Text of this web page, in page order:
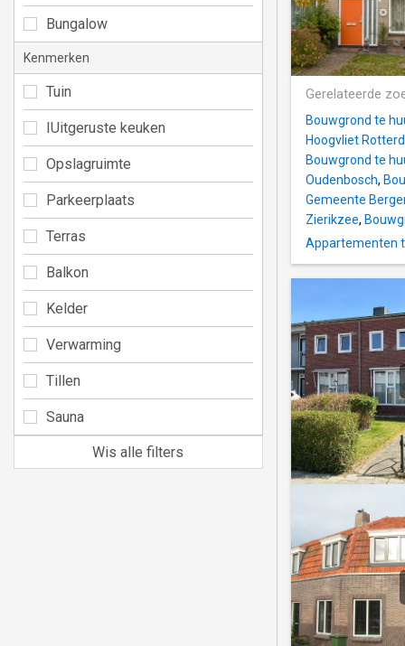
Gerelateerde
Bouwgrond te
Hoogvliet
Bouwgrond te
Oudenbosch,
Gemeente
Zierikzee,
Appartementen
Bungalow
Kenmerken
Tuin
IUitgeruste keuken
Opslagruimte
Parkeerplaats
Terras
Balkon
Kelder
Verwarming
Tillen
Sauna
Wis alle filters